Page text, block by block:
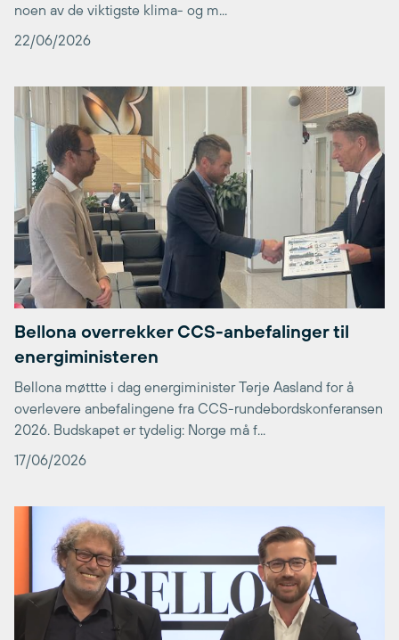
noen av de viktigste klima- og m...
22/06/2026
Bellona overrekker CCS-anbefalinger til
energiministeren
Bellona møttte i dag energiminister Terje Aasland for å
overlevere anbefalingene fra CCS-rundebordskonferansen
2026. Budskapet er tydelig: Norge må f...
17/06/2026